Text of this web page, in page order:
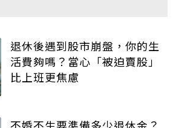
退休後遇到股市崩盤，你的生
活費夠嗎？當心「被迫賣股」
比上班更焦慮
不婚不生要準備多少退休金？